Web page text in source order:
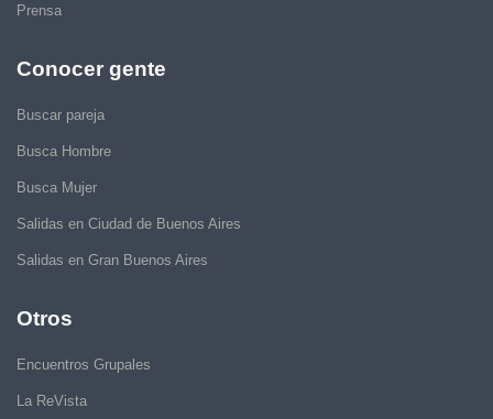
Prensa
Conocer gente
Buscar pareja
Busca Hombre
Busca Mujer
Salidas en Ciudad de Buenos Aires
Salidas en Gran Buenos Aires
Otros
Encuentros Grupales
La ReVista